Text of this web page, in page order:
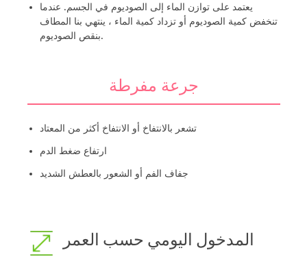
يعتمد على توازن الماء إلى الصوديوم في الجسم. عندما
تنخفض كمية الصوديوم أو تزداد كمية الماء ، ينتهي بنا المطاف
بنقص الصوديوم.
جرعة مفرطة
تشعر بالانتفاخ أو الانتفاخ أكثر من المعتاد
ارتفاع ضغط الدم
جفاف الفم أو الشعور بالعطش الشديد
المدخول اليومي حسب العمر